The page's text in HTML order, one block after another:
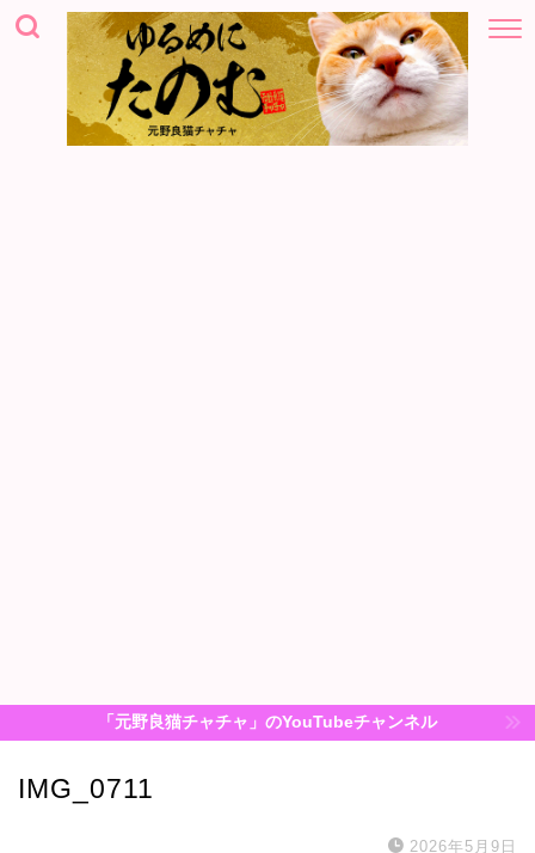
「元野良猫チャチャ」のYouTubeチャンネル
IMG_0711
2026年5月9日